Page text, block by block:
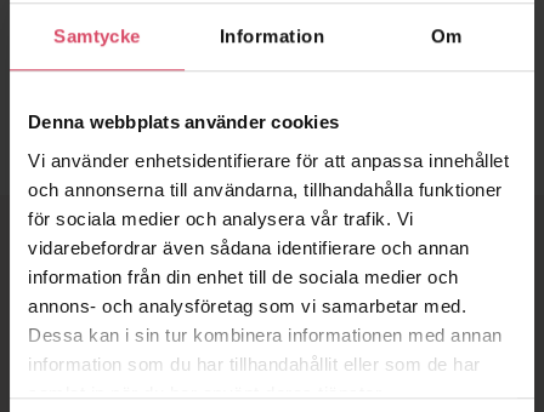
Samtycke Information Om
Denna webbplats använder cookies
Vi använder enhetsidentifierare för att anpassa innehållet
och annonserna till användarna, tillhandahålla funktioner
för sociala medier och analysera vår trafik. Vi
vidarebefordrar även sådana identifierare och annan
information från din enhet till de sociala medier och
annons- och analysföretag som vi samarbetar med.
Dessa kan i sin tur kombinera informationen med annan
information som du har tillhandahållit eller som de har
samlat in när du har använt deras tjänster.
Optimax Carbon
Optimax
Diamantsvart
Optimax
Murdesigner
Med hjälp av Tegelmästers® Murdesigner kan du snabbt och